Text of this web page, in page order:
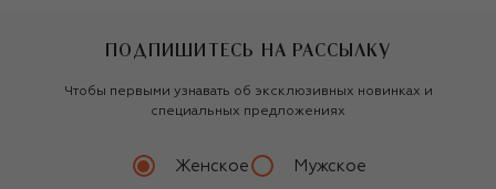
ПОДПИШИТЕСЬ НА РАССЫЛКУ
Чтобы первыми узнавать об эксклюзивных новинках и
специальных предложениях
Женское Мужское